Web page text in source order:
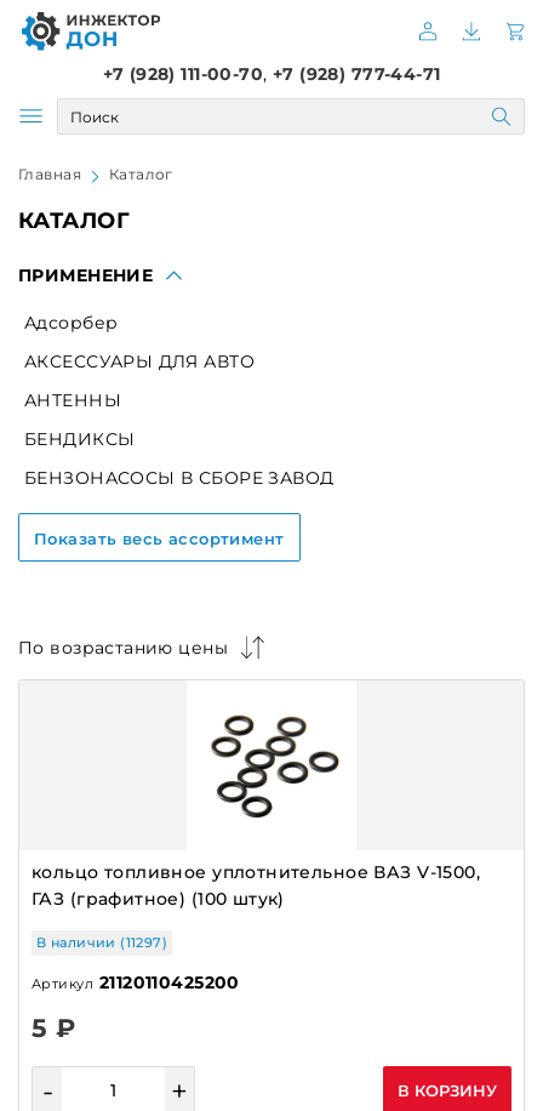
+7 (928) 111-00-70, +7 (928) 777-44-71
Главная Каталог
КАТАЛОГ
ПРИМЕНЕНИЕ
Адсорбер
АКСЕССУАРЫ ДЛЯ АВТО
АНТЕННЫ
БЕНДИКСЫ
БЕНЗОНАСОСЫ В СБОРЕ ЗАВОД
БЕНЗОНАСОСЫ В СБОРЕ СЭПО,СОАТЭ
БЕНЗОНАСОСЫ В СБОРЕ УТЕС
БЛОКИ СТЕКЛОПОДЪЕМНИКОВ
БЛОКИ УПРАВЛЕНИЯ
БЛОКИ ЭЛЕКТРОПАКЕТА
БРОНЕПРОВОДА
БРОНЕПРОВОДА ПЛАЗМА
ВЕНТИЛЯТОРЫ ОХЛАЖДЕНИЯ
ВСТАВКА КАТАЛИЗАТОРА
ГЕНЕРАТОРЫ
ГЕНЕРАТОРЫ ОРИГИНАЛ
Показать весь ассортимент
По возрастанию цены
кольцо топливное уплотнительное ВАЗ V-1500,
ГАЗ (графитное) (100 штук)
В наличии (11297)
Артикул 21120110425200
5 ₽
- + В КОРЗИНУ